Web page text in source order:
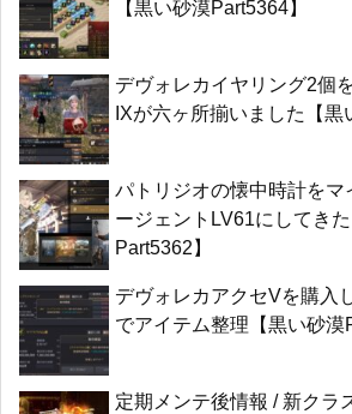
【黒い砂漠Part5364】
デヴォレカイヤリング2個
IXが六ヶ所揃いました【黒
パトリジオの懐中時計をマ
ージェントLV61にしてき
Part5362】
デヴォレカアクセVを購入
でアイテム整理【黒い砂漠
定期メンテ後情報 / 新クラ